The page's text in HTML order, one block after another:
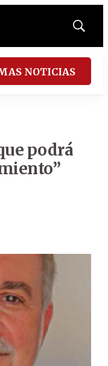
Mostrar
NOTICIAS
podrá